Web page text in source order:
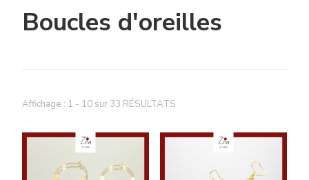
Boucles d'oreilles
Affichage : 1 - 10 sur 33 RÉSULTATS